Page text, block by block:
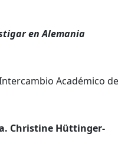
en Alemania
Académico
Christine Hüttinger-